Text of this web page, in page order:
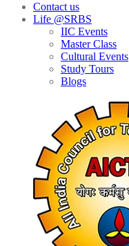
Contact us
Life @SRBS
IIC Events
Master Class
Cultural Events
Study Tours
Blogs